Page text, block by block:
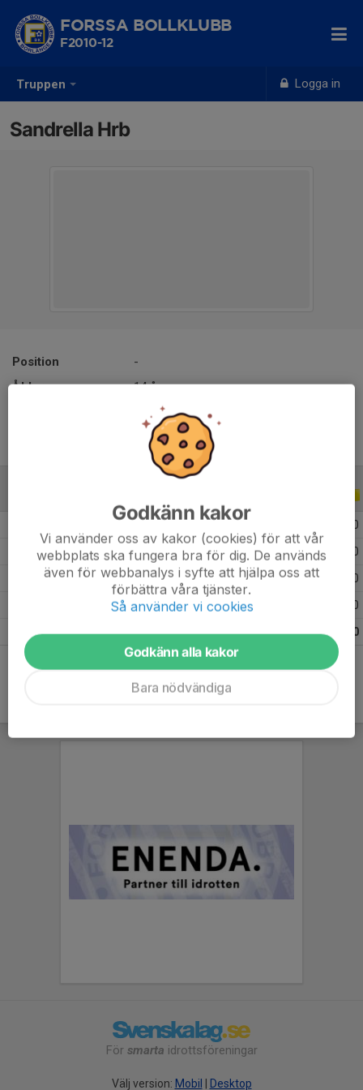
Truppen Logga in
FORSSA BOLLKLUBB
F2010-12
Sandrella Hrb
Position
-
Ålder
14 år
0
2025 10 0 0 0
13 0 0
0
Totalt 34 0 0 0
För smarta idrottsföreningar
Välj version: Mobil Desktop
Godkänn kakor
Vi använder oss av kakor (cookies) för att vår
webbplats ska fungera bra för dig. De används
även för webbanalys i syfte att hjälpa oss att
förbättra våra tjänster.
Så använder vi cookies
Godkänn alla kakor
Bara nödvändiga